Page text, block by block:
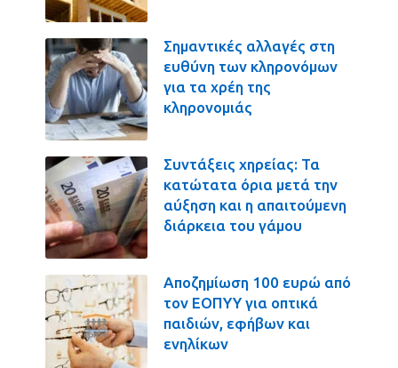
Σημαντικές αλλαγές στη
ευθύνη των κληρονόμων
για τα χρέη της
κληρονομιάς
Συντάξεις χηρείας: Τα
κατώτατα όρια μετά την
αύξηση και η απαιτούμενη
διάρκεια του γάμου
Αποζημίωση 100 ευρώ από
τον ΕΟΠΥΥ για οπτικά
παιδιών, εφήβων και
ενηλίκων